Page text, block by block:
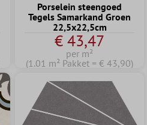
Porselein steengoed
Tegels Samarkand Groen
22,5x22,5cm
€ 43,47
per m²
(1.01 m² Pakket = € 43,90)